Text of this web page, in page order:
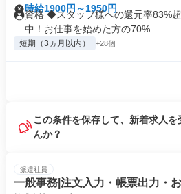
時給1900円～1950円
資格 ◆スタッフ様への還元率83%
中！お仕事を始めた方の70%...
短期（3ヵ月以内） +28個
この条件を保存して、新着求人を
んか？
派遣社員
一般事務|注文入力・帳票出力・